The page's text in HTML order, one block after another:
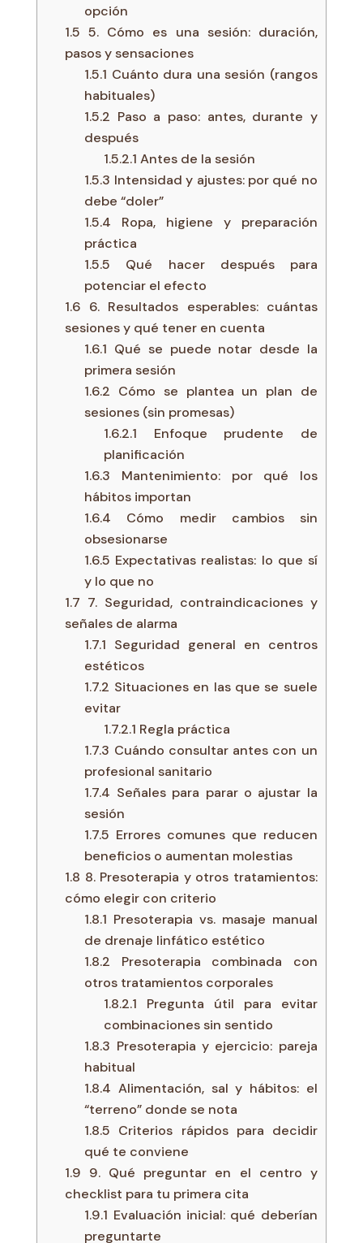
opción
1.5 5. Cómo es una sesión: duración,
pasos y sensaciones
1.5.1 Cuánto dura una sesión (rangos
habituales)
1.5.2 Paso a paso: antes, durante y
después
1.5.2.1 Antes de la sesión
1.5.3 Intensidad y ajustes: por qué no
debe “doler”
1.5.4 Ropa, higiene y preparación
práctica
1.5.5 Qué hacer después para
potenciar el efecto
1.6 6. Resultados esperables: cuántas
sesiones y qué tener en cuenta
1.6.1 Qué se puede notar desde la
primera sesión
1.6.2 Cómo se plantea un plan de
sesiones (sin promesas)
1.6.2.1 Enfoque prudente de
planificación
1.6.3 Mantenimiento: por qué los
hábitos importan
1.6.4 Cómo medir cambios sin
obsesionarse
1.6.5 Expectativas realistas: lo que sí
y lo que no
1.7 7. Seguridad, contraindicaciones y
señales de alarma
1.7.1 Seguridad general en centros
estéticos
1.7.2 Situaciones en las que se suele
evitar
1.7.2.1 Regla práctica
1.7.3 Cuándo consultar antes con un
profesional sanitario
1.7.4 Señales para parar o ajustar la
sesión
1.7.5 Errores comunes que reducen
beneficios o aumentan molestias
1.8 8. Presoterapia y otros tratamientos:
cómo elegir con criterio
1.8.1 Presoterapia vs. masaje manual
de drenaje linfático estético
1.8.2 Presoterapia combinada con
otros tratamientos corporales
1.8.2.1 Pregunta útil para evitar
combinaciones sin sentido
1.8.3 Presoterapia y ejercicio: pareja
habitual
1.8.4 Alimentación, sal y hábitos: el
“terreno” donde se nota
1.8.5 Criterios rápidos para decidir
qué te conviene
1.9 9. Qué preguntar en el centro y
checklist para tu primera cita
1.9.1 Evaluación inicial: qué deberían
preguntarte